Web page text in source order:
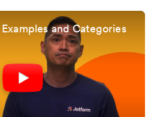
and Categories